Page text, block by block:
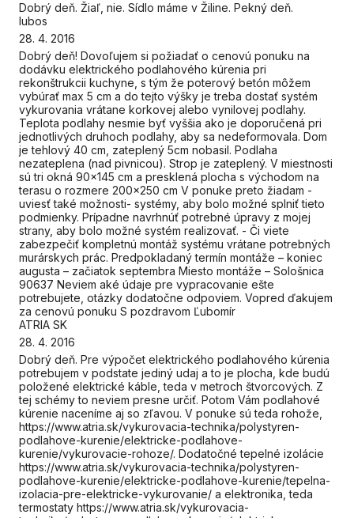
Dobrý deň. Žiaľ, nie. Sídlo máme v Žiline. Pekný deň.
lubos
28. 4. 2016
Dobrý deň! Dovoľujem si požiadať o cenovú ponuku na
dodávku elektrického podlahového kúrenia pri
rekonštrukcii kuchyne, s tým že poterový betón môžem
vybúrať max 5 cm a do tejto výšky je treba dostať systém
vykurovania vrátane korkovej alebo vynilovej podlahy.
Teplota podlahy nesmie byť vyššia ako je doporučená pri
jednotlivých druhoch podlahy, aby sa nedeformovala. Dom
je tehlový 40 cm, zateplený 5cm nobasil. Podlaha
nezateplena (nad pivnicou). Strop je zateplený. V miestnosti
sú tri okná 90x145 cm a presklená plocha s východom na
terasu o rozmere 200x250 cm V ponuke preto žiadam -
uviesť také možnosti- systémy, aby bolo možné splniť tieto
podmienky. Prípadne navrhnúť potrebné úpravy z mojej
strany, aby bolo možné systém realizovať. - Či viete
zabezpečiť kompletnú montáž systému vrátane potrebných
murárskych prác. Predpokladaný termín montáže – koniec
augusta – začiatok septembra Miesto montáže – Sološnica
90637 Neviem aké údaje pre vypracovanie ešte
potrebujete, otázky dodatočne odpoviem. Vopred ďakujem
za cenovú ponuku S pozdravom Ľubomír
ATRIA SK
28. 4. 2016
Dobrý deň. Pre výpočet elektrického podlahového kúrenia
potrebujem v podstate jediný udaj a to je plocha, kde budú
položené elektrické káble, teda v metroch štvorcových. Z
tej schémy to neviem presne určiť. Potom Vám podlahové
kúrenie naceníme aj so zľavou. V ponuke sú teda rohože,
https://www.atria.sk/vykurovacia-technika/polystyren-
podlahove-kurenie/elektricke-podlahove-
kurenie/vykurovacie-rohoze/. Dodatočné tepelné izolácie
https://www.atria.sk/vykurovacia-technika/polystyren-
podlahove-kurenie/elektricke-podlahove-kurenie/tepelna-
izolacia-pre-elektricke-vykurovanie/ a elektronika, teda
termostaty https://www.atria.sk/vykurovacia-